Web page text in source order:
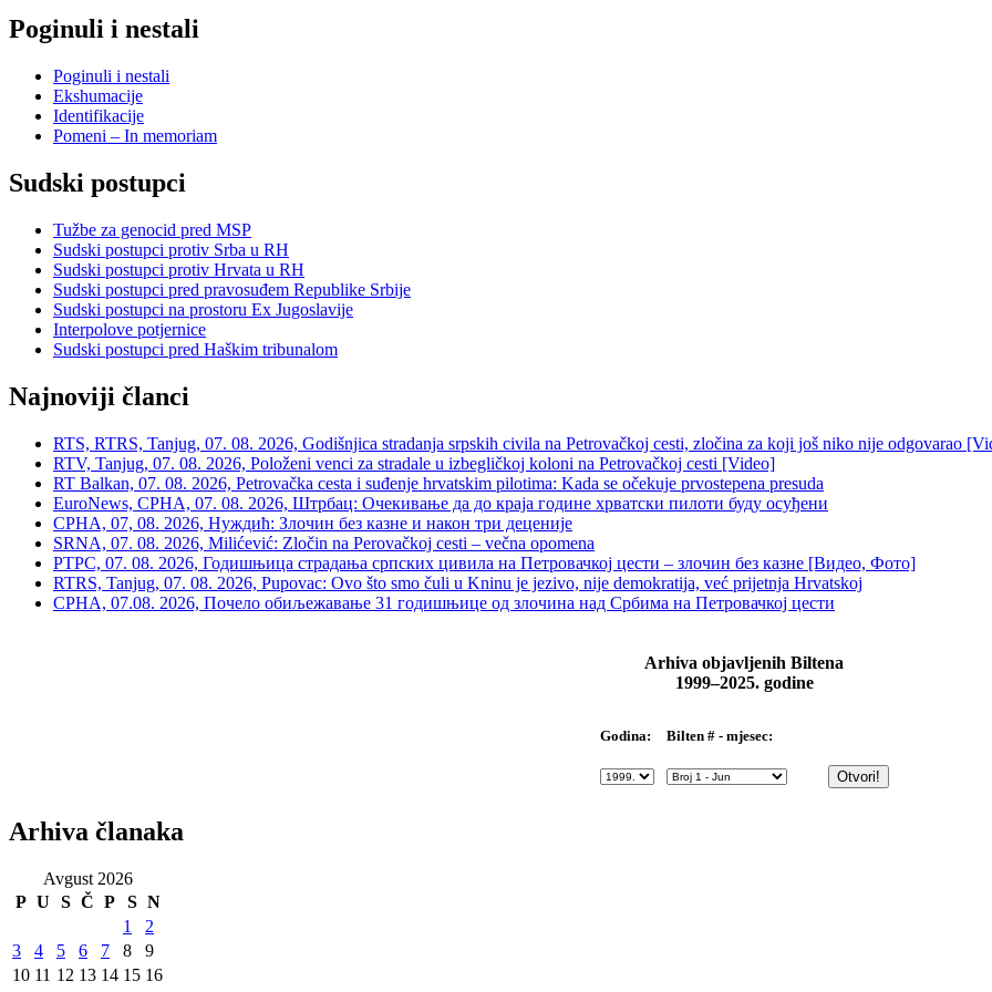
Poginuli i nestali
Poginuli i nestali
Ekshumacije
Identifikacije
Pomeni – In memoriam
Sudski postupci
Tužbe za genocid pred MSP
Sudski postupci protiv Srba u RH
Sudski postupci protiv Hrvata u RH
Sudski postupci pred pravosuđem Republike Srbije
Sudski postupci na prostoru Ex Jugoslavije
Interpolove potjernice
Sudski postupci pred Haškim tribunalom
Najnoviji članci
RTS, RTRS, Tanjug, 07. 08. 2026, Godišnjica stradanja srpskih civila na Petrovačkoj cesti, zločina za koji još niko nije odgovarao
RTV, Tanjug, 07. 08. 2026, Položeni venci za stradale u izbegličkoj koloni na Petrovačkoj cesti [Video]
RT Balkan, 07. 08. 2026, Petrovačka cesta i suđenje hrvatskim pilotima: Kada se očekuje prvostepena presuda
EuroNews, СРНА, 07. 08. 2026, Штрбац: Очекивање да до краја године хрватски пилоти буду осуђени
СРНА, 07, 08. 2026, Нуждић: Злочин без казне и након три деценије
SRNA, 07. 08. 2026, Milićević: Zločin na Perovačkoj cesti – večna opomena
РТРС, 07. 08. 2026, Годишњица страдања српских цивила на Петровачкој цести – злочин без казне [Видео, Фото]
RTRS, Tanjug, 07. 08. 2026, Pupovac: Ovo što smo čuli u Kninu je jezivo, nije demokratija, već prijetnja Hrvatskoj
СРНА, 07.08. 2026, Почело обиљежавање 31 годишњице од злочина над Србима на Петровачкој цести
Arhiva objavljenih Biltena
1999–2025. godine
Godina: Bilten # - mjesec:
Arhiva članaka
Avgust 2026
P U S Č P S N
1
2
3
4 5 6 7 8
9
10 11 12 13 14 15 16